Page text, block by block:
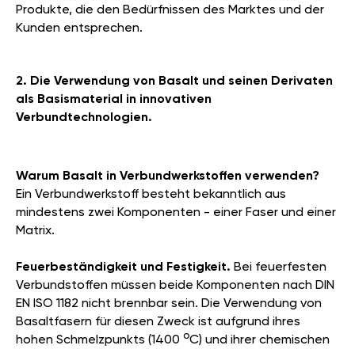
Produkte, die den Bedürfnissen des Marktes und der
Kunden entsprechen.
2. Die Verwendung von Basalt und seinen Derivaten
als Basismaterial in innovativen
Verbundtechnologien.
Warum Basalt in Verbundwerkstoffen verwenden?
Ein Verbundwerkstoff besteht bekanntlich aus
mindestens zwei Komponenten - einer Faser und einer
Matrix.
Feuerbeständigkeit und Festigkeit. Bei feuerfesten
Verbundstoffen müssen beide Komponenten nach DIN
EN ISO 1182 nicht brennbar sein. Die Verwendung von
Basaltfasern für diesen Zweck ist aufgrund ihres
hohen Schmelzpunkts (1400 оC) und ihrer chemischen